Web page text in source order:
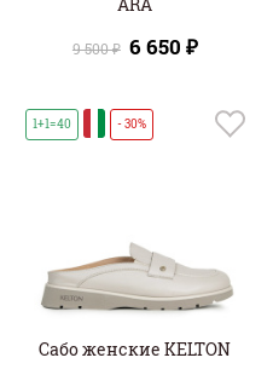
9 500 ₽ 6 650 ₽
1+1=40 - 30%
Сабо женские KELTON